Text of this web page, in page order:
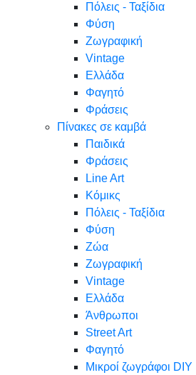
Πόλεις - Ταξίδια
Φύση
Ζωγραφική
Vintage
Ελλάδα
Φαγητό
Φράσεις
Πίνακες σε καμβά
Παιδικά
Φράσεις
Line Art
Κόμικς
Πόλεις - Ταξίδια
Φύση
Ζώα
Ζωγραφική
Vintage
Ελλάδα
Άνθρωποι
Street Art
Φαγητό
Μικροί ζωγράφοι DIY